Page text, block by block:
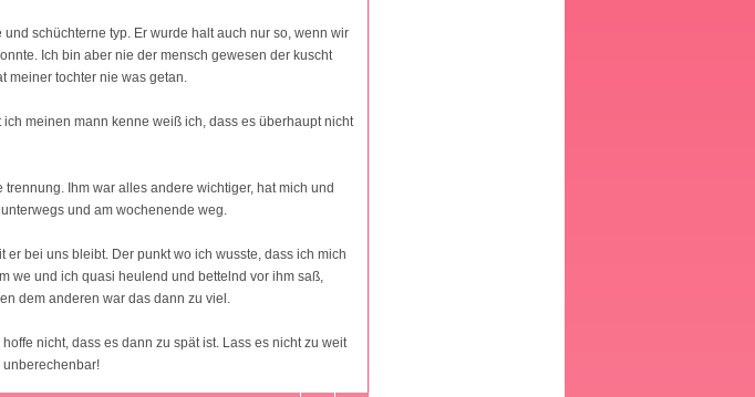
schüchterne typ. Er wurde halt auch nur so, wenn wir
Ich bin aber nie der mensch gewesen der kuscht
meiner tochter nie was getan.
meinen mann kenne weiß ich, dass es überhaupt nicht
Ihm war alles andere wichtiger, hat mich und
und am wochenende weg.
bei uns bleibt. Der punkt wo ich wusste, dass ich mich
we und ich quasi heulend und bettelnd vor ihm saß,
dem anderen war das dann zu viel.
nicht, dass es dann zu spät ist. Lass es nicht zu weit
unberechenbar!